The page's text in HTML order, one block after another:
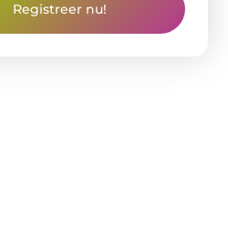
Registreer nu!